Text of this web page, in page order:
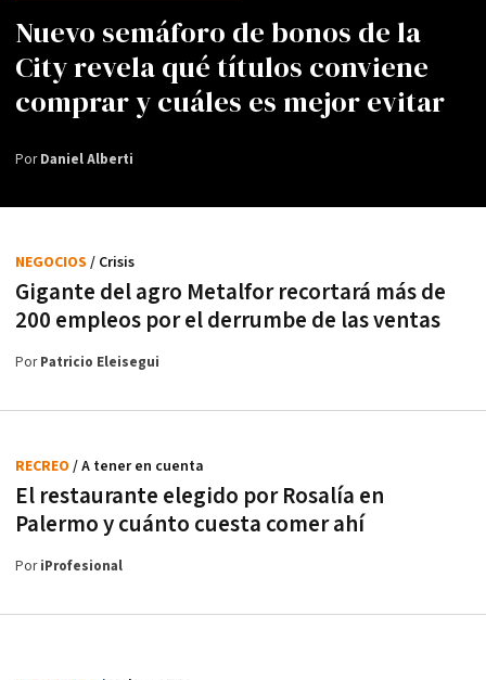
Nuevo semáforo de bonos de la
City revela qué títulos conviene
comprar y cuáles es mejor evitar
PorDaniel Alberti
Gigante del agro Metalfor recortará más de
200 empleos por el derrumbe de las ventas
NEGOCIOS / Crisis
PorPatricio Eleisegui
El restaurante elegido por Rosalía en
Palermo y cuánto cuesta comer ahí
RECREO / A tener en cuenta
PoriProfesional